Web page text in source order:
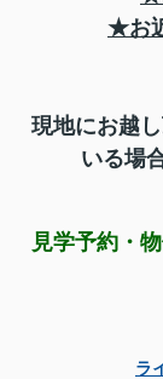
★お
現地にお越し
いる場
見学予約・
ラ